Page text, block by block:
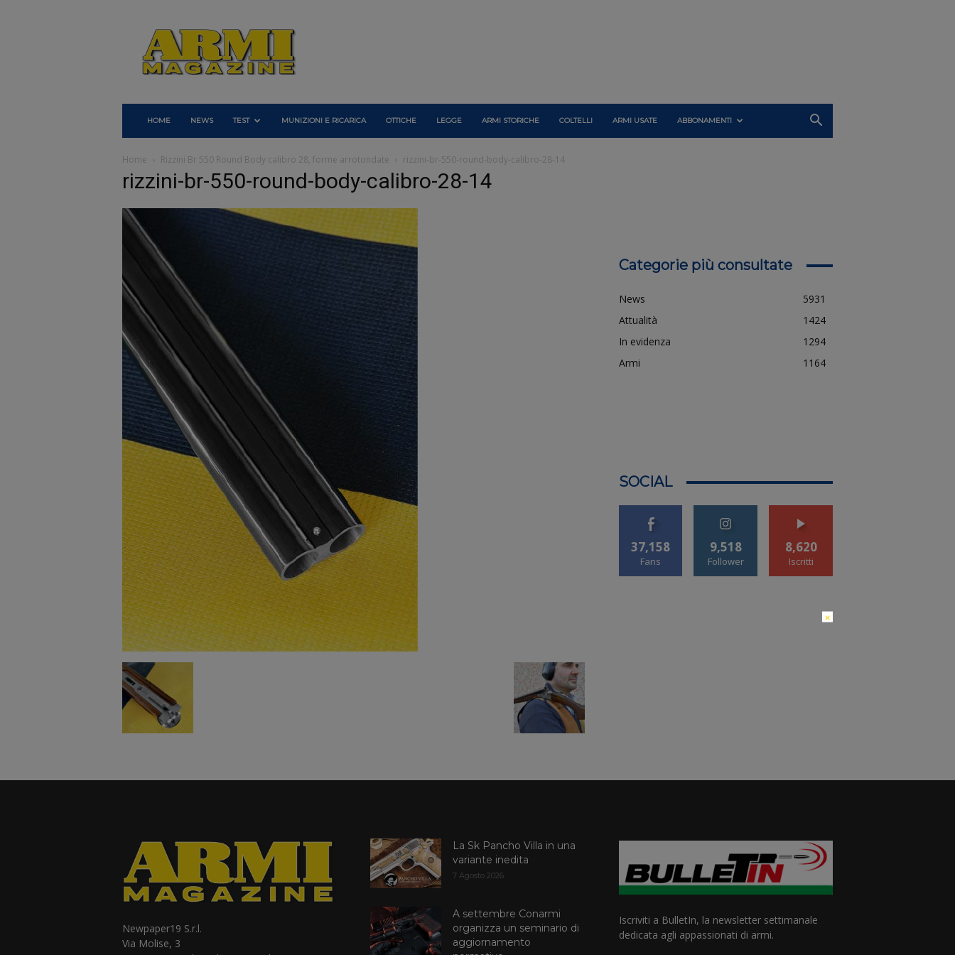
Armi
Magazine
HOME NEWS TEST MUNIZIONI E RICARICA OTTICHE LEGGE ARMI STORICHE COLTELLI ARMI USATE ABBONAMENTI
Home Rizzini Br 550 Round Body calibro 28, forme arrotondate rizzini-br-550-round-body-calibro-28-14
rizzini-br-550-round-body-calibro-28-14
Categorie più consultate
News
5931
Attualità
1424
In evidenza
1294
Armi
1164
SOCIAL
37,158
Fans
9,518
Follower
8,620
Iscritti
Newpaper19 S.r.l.
Via Molise, 3
La Sk Pancho Villa in una
variante inedita
7 Agosto 2026
A settembre Conarmi
organizza un seminario di
aggiornamento
Iscriviti a BulletIn, la newsletter settimanale
dedicata agli appassionati di armi.
×